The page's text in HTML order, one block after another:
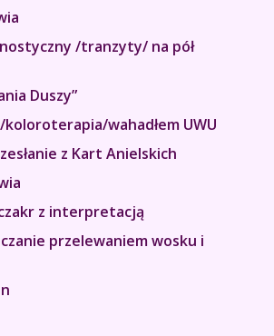
/tranzyty/ na pół
Duszy”
wahadłem UWU
z Kart Anielskich
z interpretacją
przelewaniem wosku i